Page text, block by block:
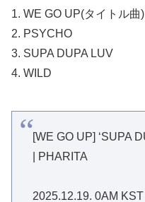
1. WE GO UP(タイトル曲)
2. PSYCHO
3. SUPA DUPA LUV
4. WILD
[WE GO UP] ‘SUPA
| PHARITA
2025.12.19. 0AM